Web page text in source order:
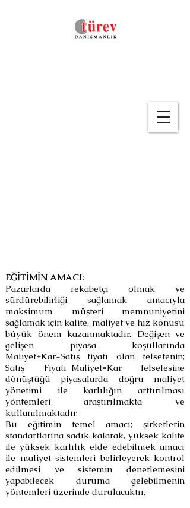
EĞİTİMİN AMACI:
Pazarlarda rekabetçi olmak ve
sürdürebilirliği sağlamak amacıyla
maksimum müşteri memnuniyetini
sağlamak için kalite, maliyet ve hız konusu
büyük önem kazanmaktadır. Değişen ve
gelişen piyasa koşullarında
Maliyet+Kar=Satış fiyatı olan felsefenin;
Satış Fiyatı-Maliyet=Kar felsefesine
dönüştüğü piyasalarda doğru maliyet
yönetimi ile karlılığın arttırılması
yöntemleri araştırılmakta ve
kullanılmaktadır.
Bu eğitimin temel amacı; şirketlerin
standartlarına sadık kalarak, yüksek kalite
ile yüksek karlılık elde edebilmek amacı
ile maliyet sistemleri belirleyerek kontrol
edilmesi ve sistemin denetlemesini
yapabilecek duruma gelebilmenin
yöntemleri üzerinde durulacaktır.